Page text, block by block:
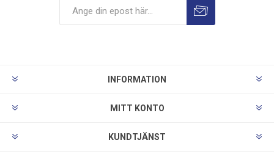
INFORMATION
MITT KONTO
KUNDTJÄNST